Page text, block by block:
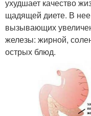
ухудшает качество
щадящей диете. В нее
вызывающих
железы: жирной,
острых блюд.